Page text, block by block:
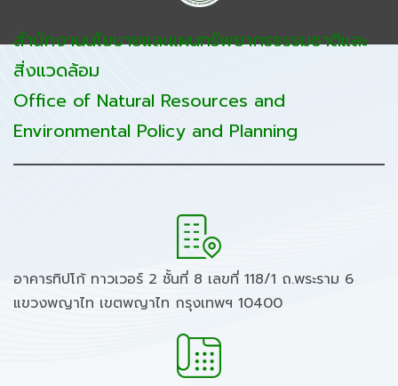
สำนักงานนโยบายและแผนทรัพยากรธรรมชาติและ
สิ่งแวดล้อม
Office of Natural Resources and
Environmental Policy and Planning
อาคารทิปโก้ ทาวเวอร์ 2 ชั้นที่ 8 เลขที่ 118/1 ถ.พระราม 6
แขวงพญาไท เขตพญาไท กรุงเทพฯ 10400